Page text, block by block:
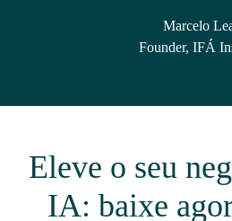
Marcelo
Founder, IFÁ
Eleve o seu
IA: baixe